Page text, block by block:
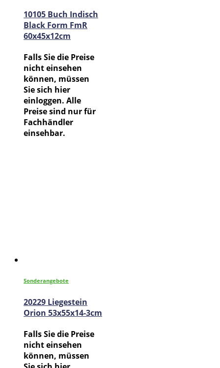
10105 Buch Indisch
Black Form FmR
60x45x12cm
Falls Sie die Preise
nicht einsehen
können, müssen
Sie sich hier
einloggen. Alle
Preise sind nur für
Fachhändler
einsehbar.
Sonderangebote
20229 Liegestein
Orion 53x55x14-3cm
Falls Sie die Preise
nicht einsehen
können, müssen